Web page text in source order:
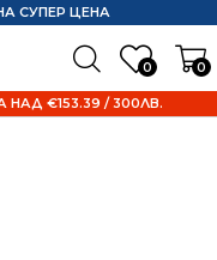
0 0
СУПЕР ЦЕНА
€153.39 / 300ЛВ.